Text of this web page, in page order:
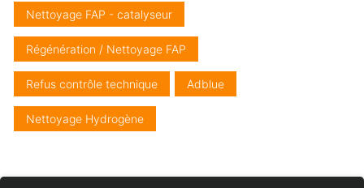
Nettoyage FAP - catalyseur
Régénération / Nettoyage FAP
Refus contrôle technique Adblue
Nettoyage Hydrogène